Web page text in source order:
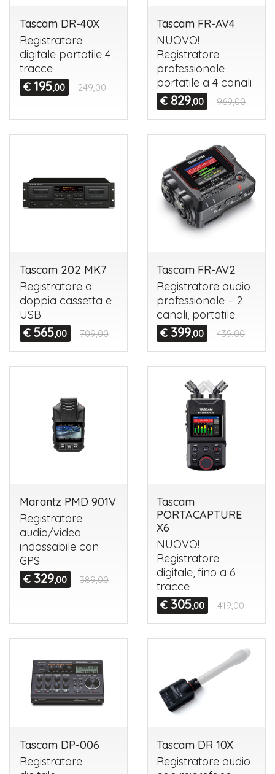
Tascam DR-40X
Registratore
digitale portatile 4
tracce
€ 195,00 249,00
Tascam FR-AV4
NUOVO!
Registratore
professionale
portatile a 4 canali
€ 829,00 969,00
Tascam 202 MK7
Registratore a
doppia cassetta e
USB
€ 565,00 709,00
Tascam FR-AV2
Registratore audio
professionale – 2
canali, portatile
€ 399,00 439,00
Marantz PMD 901V
Registratore
audio/video
indossabile con
GPS
€ 329,00 389,00
Tascam
PORTACAPTURE
X6
NUOVO!
Registratore
digitale, fino a 6
tracce
€ 305,00 419,00
Tascam DP-006
Registratore
Tascam DR 10X
Registratore audio